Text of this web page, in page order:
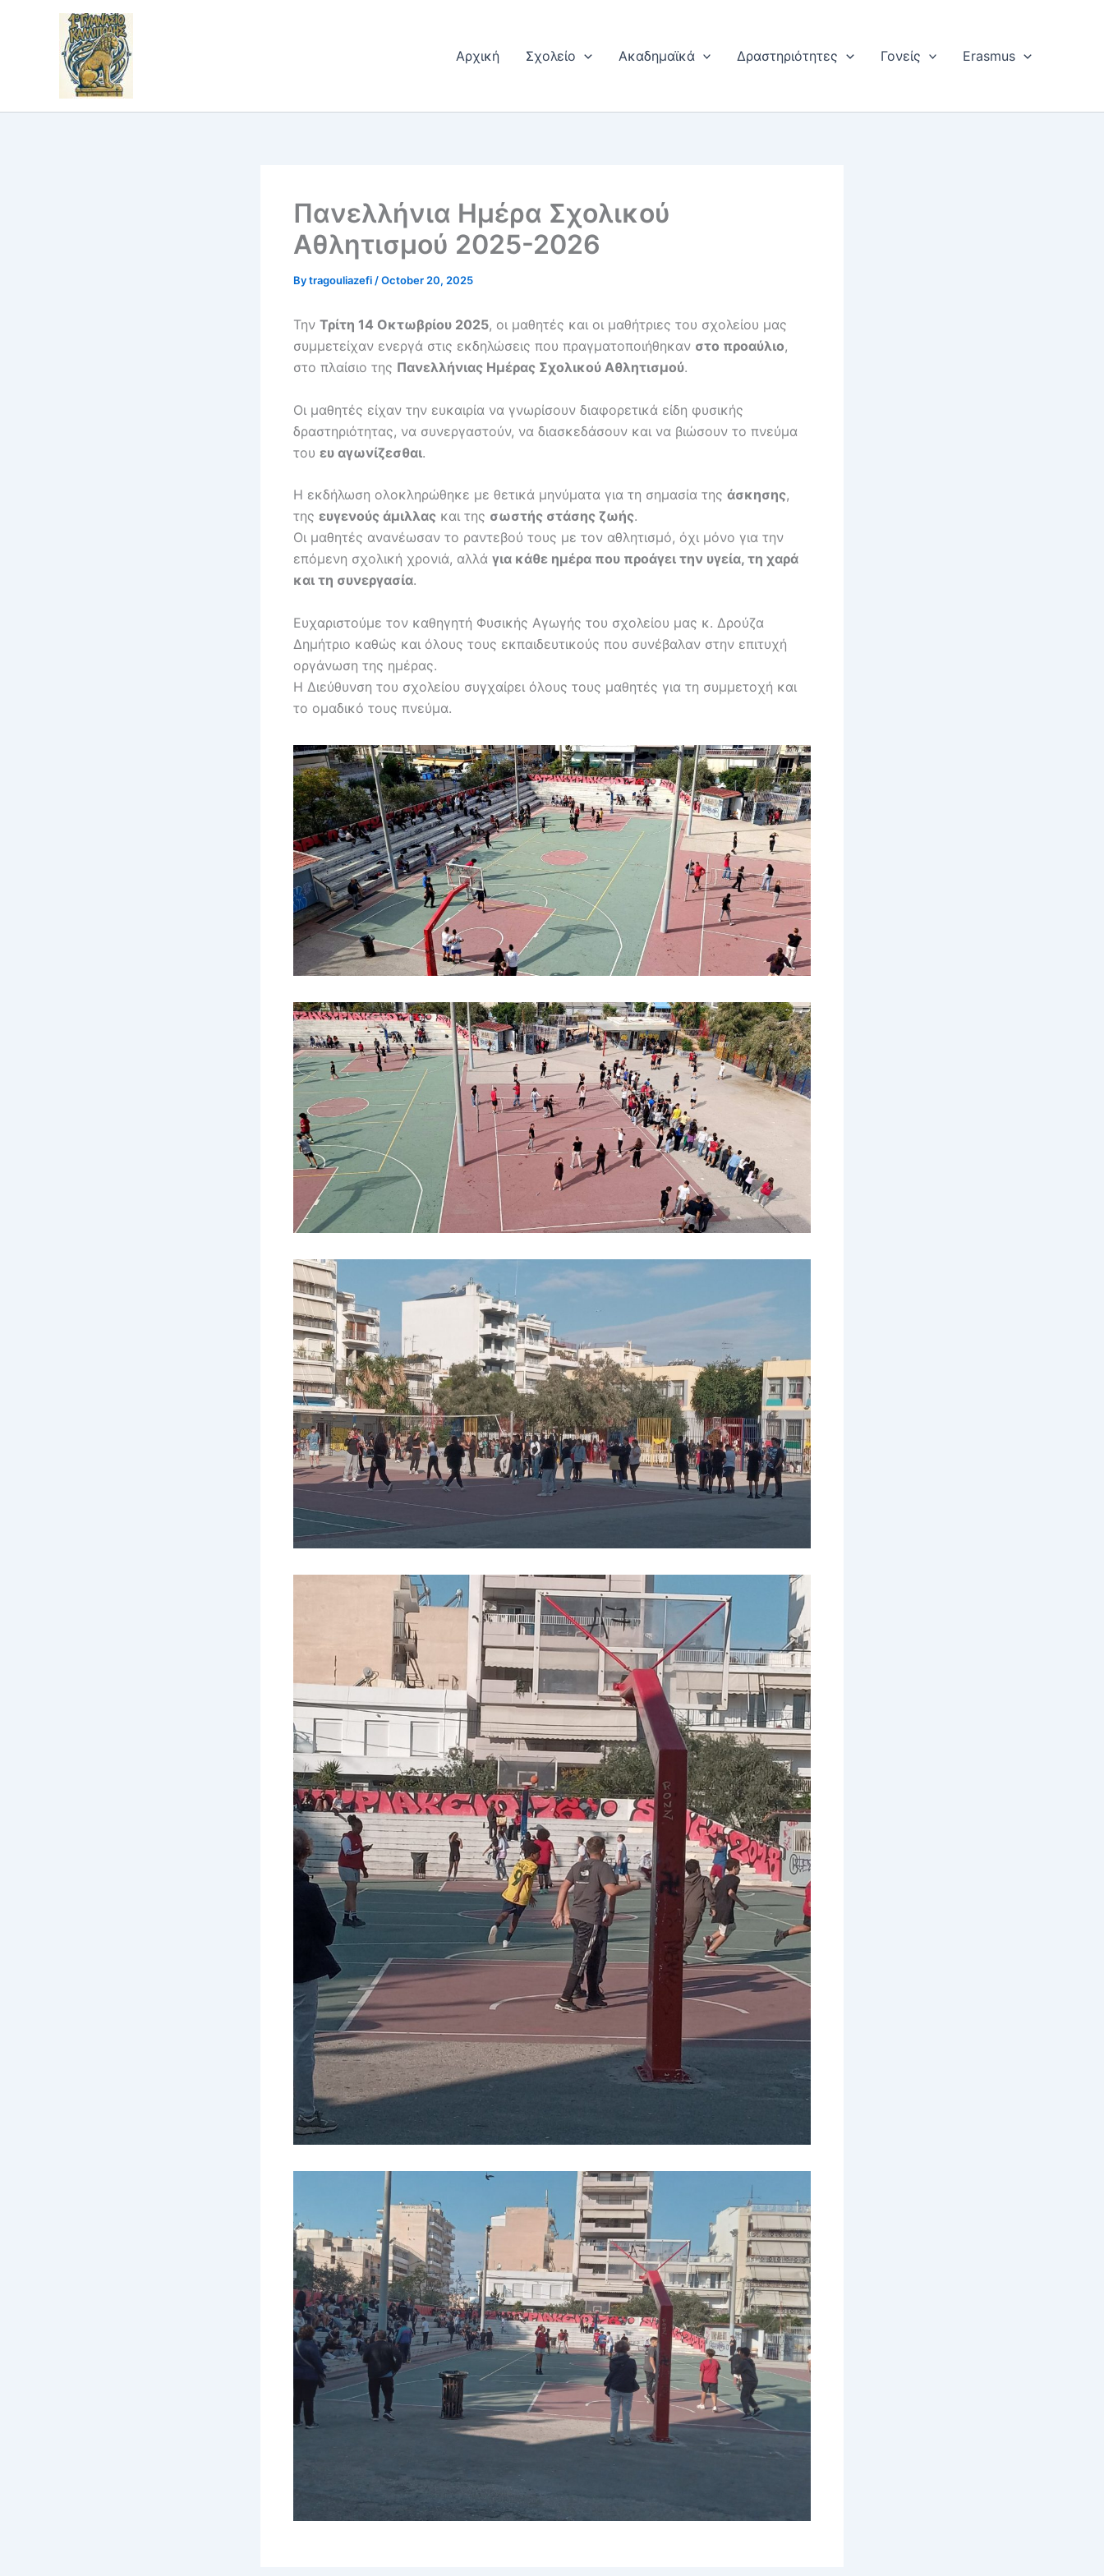
Αρχική Σχολείο Ακαδημαϊκά Δραστηριότητες Γονείς Erasmus
Πανελλήνια Ημέρα Σχολικού
Αθλητισμού 2025-2026
Bytragouliazefi /October 20, 2025
Την Τρίτη 14 Οκτωβρίου 2025, οι μαθητές και οι μαθήτριες του σχολείου μας
συμμετείχαν ενεργά στις εκδηλώσεις που πραγματοποιήθηκαν στο προαύλιο,
στο πλαίσιο της Πανελλήνιας Ημέρας Σχολικού Αθλητισμού.
Οι μαθητές είχαν την ευκαιρία να γνωρίσουν διαφορετικά είδη φυσικής
δραστηριότητας, να συνεργαστούν, να διασκεδάσουν και να βιώσουν το πνεύμα
του ευ αγωνίζεσθαι.
Η εκδήλωση ολοκληρώθηκε με θετικά μηνύματα για τη σημασία της άσκησης,
της ευγενούς άμιλλας και της σωστής στάσης ζωής.
Οι μαθητές ανανέωσαν το ραντεβού τους με τον αθλητισμό, όχι μόνο για την
επόμενη σχολική χρονιά, αλλά για κάθε ημέρα που προάγει την υγεία, τη χαρά
και τη συνεργασία.
Ευχαριστούμε τον καθηγητή Φυσικής Αγωγής του σχολείου μας κ. Δρούζα
Δημήτριο καθώς και όλους τους εκπαιδευτικούς που συνέβαλαν στην επιτυχή
οργάνωση της ημέρας.
Η Διεύθυνση του σχολείου συγχαίρει όλους τους μαθητές για τη συμμετοχή και
το ομαδικό τους πνεύμα.